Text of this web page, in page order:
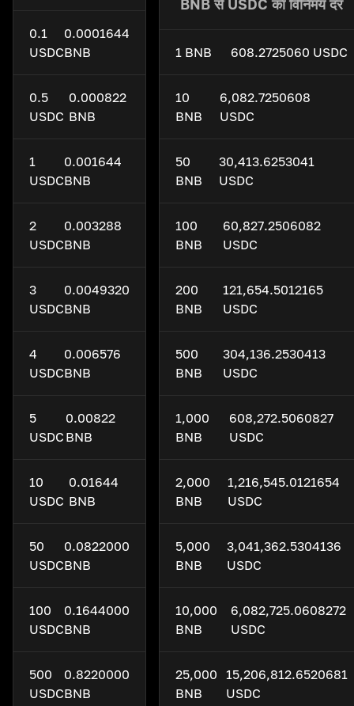
0.1
USDC
0.0001644
BNB
0.5
USDC
0.000822
BNB
1
USDC
0.001644
BNB
2
USDC
0.003288
BNB
3
USDC
0.0049320
BNB
4
USDC
0.006576
BNB
5
USDC
0.00822
BNB
10
USDC
0.01644
BNB
50
USDC
0.0822000
BNB
100
USDC
0.1644000
BNB
500
USDC
0.8220000
BNB
BNB से USDC का विनिमय दर
1 BNB 608.2725060 USDC
10
BNB
6,082.7250608
USDC
50
BNB
30,413.6253041
USDC
100
BNB
60,827.2506082
USDC
200
BNB
121,654.5012165
USDC
500
BNB
304,136.2530413
USDC
1,000
BNB
608,272.5060827
USDC
2,000
BNB
1,216,545.0121654
USDC
5,000
BNB
3,041,362.5304136
USDC
10,000
BNB
6,082,725.0608272
USDC
25,000
BNB
15,206,812.6520681
USDC